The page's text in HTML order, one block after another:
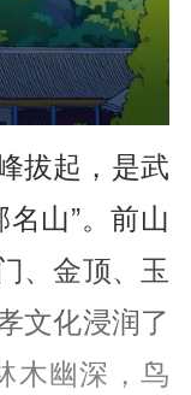
拔起，是武
山”。前山
、金顶、玉
文化浸润了
木幽深，鸟